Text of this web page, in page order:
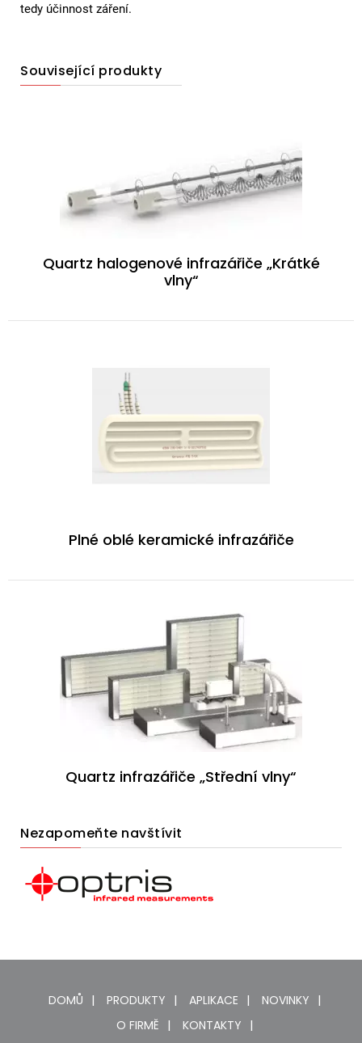
tedy účinnost záření.
Související produkty
Quartz halogenové infrazářiče „Krátké
vlny“
Plné oblé keramické infrazářiče
Quartz infrazářiče „Střední vlny“
Nezapomeňte navštívit
DOMŮ PRODUKTY APLIKACE
NOVINKY
O FIRMĚ
KONTAKTY